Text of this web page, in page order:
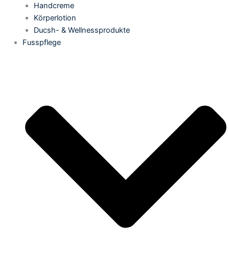
Handcreme
Körperlotion
Ducsh- & Wellnessprodukte
Fusspflege